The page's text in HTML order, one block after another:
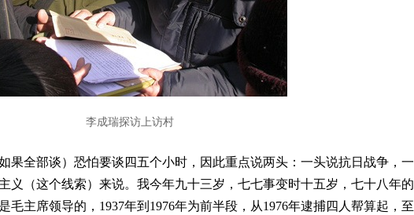
李成瑞探访上访村
果全部谈）恐怕要谈四五个小时，因此重点说两头：一头说抗日战争，一
义（这个线索）来说。我今年九十三岁，七七事变时十五岁，七十八年的
毛主席领导的，1937年到1976年为前半段，从1976年逮捕四人帮算起，至